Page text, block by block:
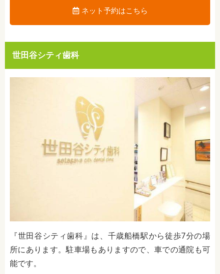
ネット予約はこちら
世田谷シティ歯科
『世田谷シティ歯科』は、千歳船橋駅から徒歩7分の場
所にあります。駐車場もありますので、車での通院も可
能です。